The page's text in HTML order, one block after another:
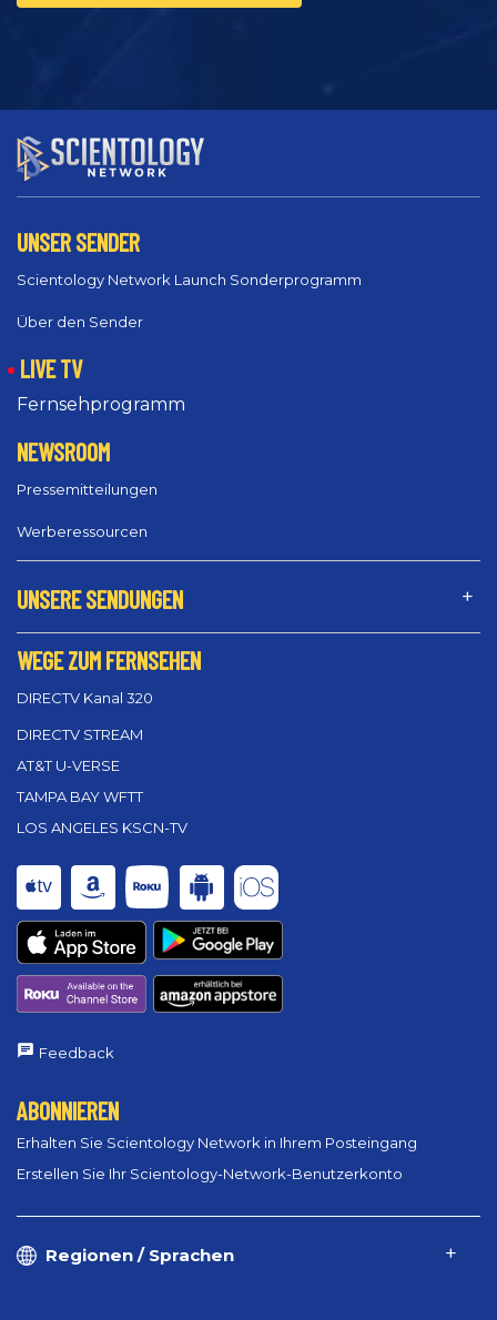
UNSER SENDER
Scientology Network Launch Sonderprogramm
Über den Sender
LIVE TV
Fernsehprogramm
NEWSROOM
Pressemitteilungen
Werberessourcen
UNSERE SENDUNGEN
WEGE ZUM FERNSEHEN
DIRECTV Kanal 320
DIRECTV STREAM
AT&T U-VERSE
TAMPA BAY WFTT
LOS ANGELES KSCN-TV
Feedback
ABONNIEREN
Erhalten Sie Scientology Network in Ihrem Posteingang
Erstellen Sie Ihr Scientology-Network-Benutzerkonto
Regionen / Sprachen